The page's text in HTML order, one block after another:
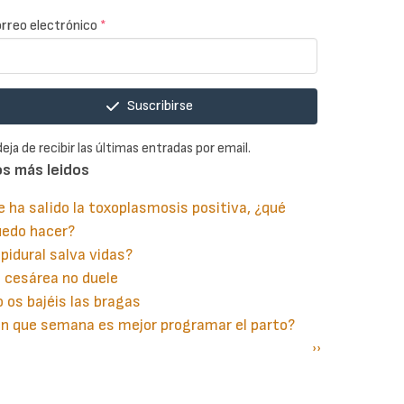
electrónico *
Suscribirse
de recibir las últimas entradas por email.
más leidos
ha salido la toxoplasmosis positiva, ¿qué
hacer?
salva vidas?
cesárea no duele
os bajéis las bragas
que semana es mejor programar el parto?
Siguiente
››